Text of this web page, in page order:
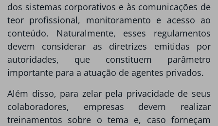
dos sistemas corporativos e às comunicações de
teor profissional, monitoramento e acesso ao
conteúdo. Naturalmente, esses regulamentos
devem considerar as diretrizes emitidas por
autoridades, que constituem parâmetro
importante para a atuação de agentes privados.
Além disso, para zelar pela privacidade de seus
colaboradores, empresas devem realizar
treinamentos sobre o tema e, caso forneçam